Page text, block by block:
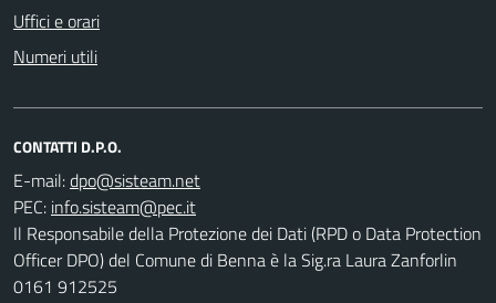
Uffici e orari
Numeri utili
CONTATTI D.P.O.
E-mail:
PEC:
Il Responsabile della Protezione dei Dati (RPD o Data Protection
Officer DPO) del Comune di Benna è la Sig.ra Laura Zanforlin
0161 912525